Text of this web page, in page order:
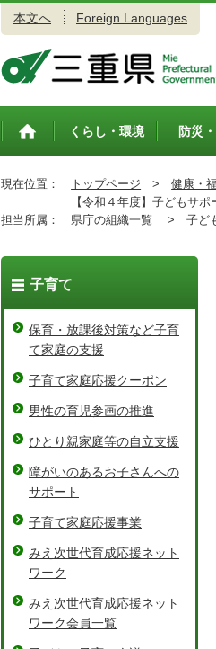
本文へ Foreign Languages
トップペ
くらし・環境 防災
現在位置： トップページ > 健康・
【令和４年度】子どもサポ
担当所属：
県庁の組織一覧 > 子ど
子育て
保育・放課後対策など子育
て家庭の支援
子育て家庭応援クーポン
男性の育児参画の推進
ひとり親家庭等の自立支援
障がいのあるお子さんへの
サポート
子育て家庭応援事業
みえ次世代育成応援ネット
ワーク
みえ次世代育成応援ネット
ワーク会員一覧